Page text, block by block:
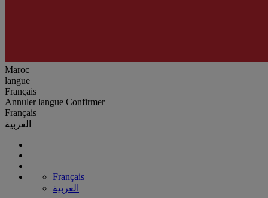
Maroc
langue
Français
Annuler langue Confirmer
Français
العربية
Français
العربية